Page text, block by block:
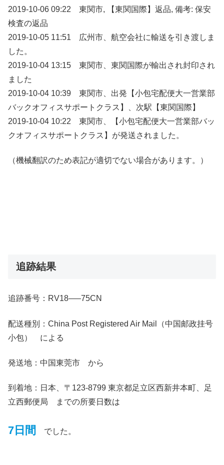
2019-10-06 09:22 東関市, 【東関国際】返品, 備考: 保安
検査の返品
2019-10-05 11:51 広州市、航空会社に輸送を引き渡しま
した。
2019-10-04 13:15 東関市、東関国際が輸出され封印され
ました
2019-10-04 10:39 東関市、出発【小包宅配便大一営業部
バックオフィスサポートクラス】、次駅【東関国際】
2019-10-04 10:22 東関市、【小包宅配便大一営業部バッ
クオフィスサポートクラス】が発送されました。
（機械翻訳のため表記が適切でない場合があります。）
追跡結果
追跡番号：RV18—–75CN
配送種別：China Post Registered Air Mail（中国邮政挂号
小包） による
発送地：中国東莞市 から
到着地：日本、〒123-8799 東京都足立区西新井本町、足
立西郵便局 までの所要日数は
7日間 でした。